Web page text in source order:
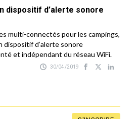
dispositif d’alerte sonore
multi-connectés pour les campings,
dispositif d’alerte sonore
et indépendant du réseau WiFi.
30/04/2019